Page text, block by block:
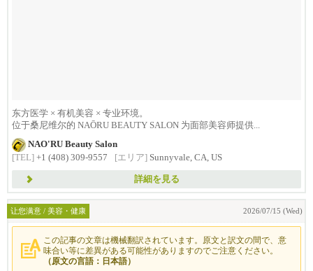
东方医学 × 有机美容 × 专业环境。
位于桑尼维尔的 NAŌRU BEAUTY SALON 为面部美容师提供...
NAO'RU Beauty Salon
[TEL] +1 (408) 309-9557 [エリア] Sunnyvale, CA, US
詳細を見る
让您满意 / 美容・健康 2026/07/15 (Wed)
この記事の文章は機械翻訳されています。原文と訳文の間で、意
味合い等に差異がある可能性がありますのでご注意ください。
（原文の言語：日本語）